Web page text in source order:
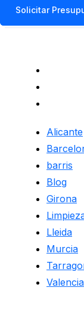
Solicitar
Alicante
barris
Blog
Girona
Lleida
Murcia
Valencia